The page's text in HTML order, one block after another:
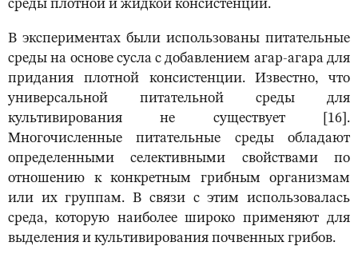
среды плотной и жидкой консистенции.
В экспериментах были использованы питательные
среды на основе сусла с добавлением агар-агара для
придания плотной консистенции. Известно, что
универсальной питательной среды для
культивирования не существует [16].
Многочисленные питательные среды обладают
определенными селективными свойствами по
отношению к конкретным грибным организмам
или их группам. В связи с этим использовалась
среда, которую наиболее широко применяют для
выделения и культивирования почвенных грибов.